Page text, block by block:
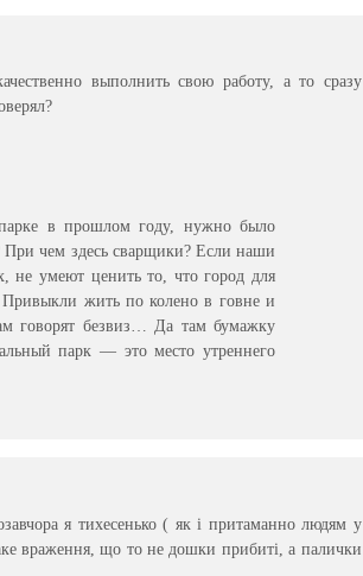
выполнить свою работу, а то сразу
в прошлом году, нужно было
При чем здесь сварщики? Если наши
не умеют ценить то, что город для
жить по колено в говне и
говорят безвиз… Да там бумажку
парк — это место утреннего
я тихесенько ( як і притаманно людям у
враження, що то не дошки прибиті, а палички